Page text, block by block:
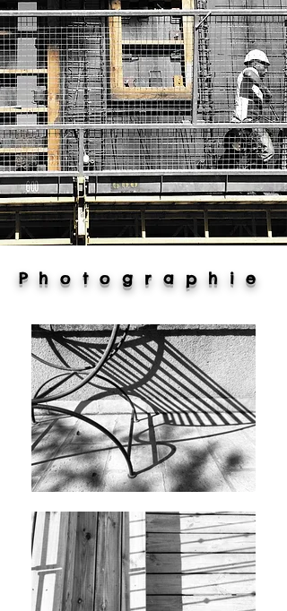
Photographie